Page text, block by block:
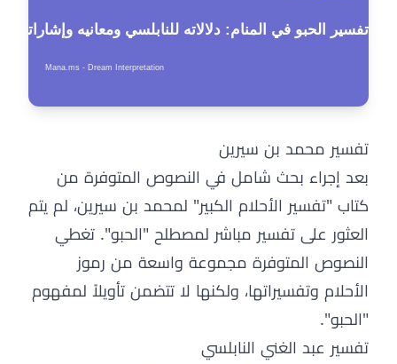
تفسير محمد بن سيرين
بعد إجراء بحث شامل في النصوص المتوفرة من
كتاب "تفسير الأحلام الكبير" لمحمد بن سيرين، لم يتم
العثور على تفسير مباشر لمصطلح "الحبو". تغطي
النصوص المتوفرة مجموعة واسعة من رموز
الأحلام وتفسيراتها، ولكنها لا تتضمن تأويلاً لمفهوم
"الحبو".
تفسير عبد الغني النابلسي